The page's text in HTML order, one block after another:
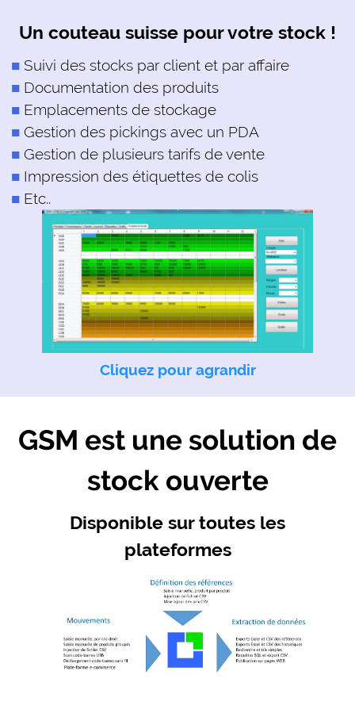
Un couteau suisse pour votre stock !
Suivi des stocks par client et par affaire
Documentation des produits
Emplacements de stockage
Gestion des pickings avec un PDA
Gestion de plusieurs tarifs de vente
Impression des étiquettes de colis
Etc..
Cliquez pour agrandir
GSM est une solution de
stock ouverte
Disponible sur toutes les
plateformes